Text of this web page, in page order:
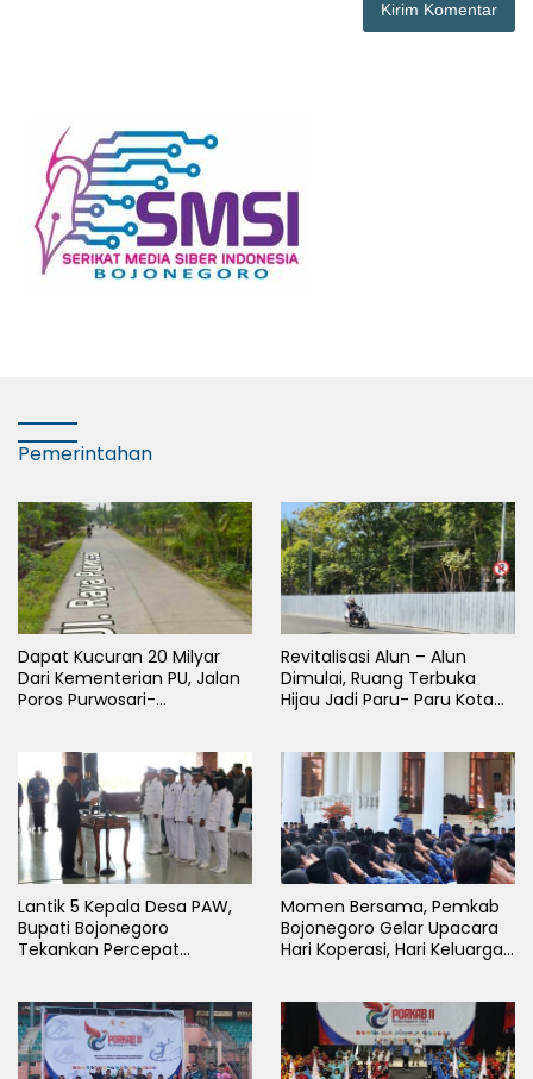
Pemerintahan
Dapat Kucuran 20 Milyar
Dari Kementerian PU, Jalan
Poros Purwosari-
Revitalisasi Alun – Alun
Dimulai, Ruang Terbuka
Hijau Jadi Paru- Paru Kota
Lantik 5 Kepala Desa PAW,
Bupati Bojonegoro
Tekankan Percepat
Momen Bersama, Pemkab
Bojonegoro Gelar Upacara
Hari Koperasi, Hari Keluarga